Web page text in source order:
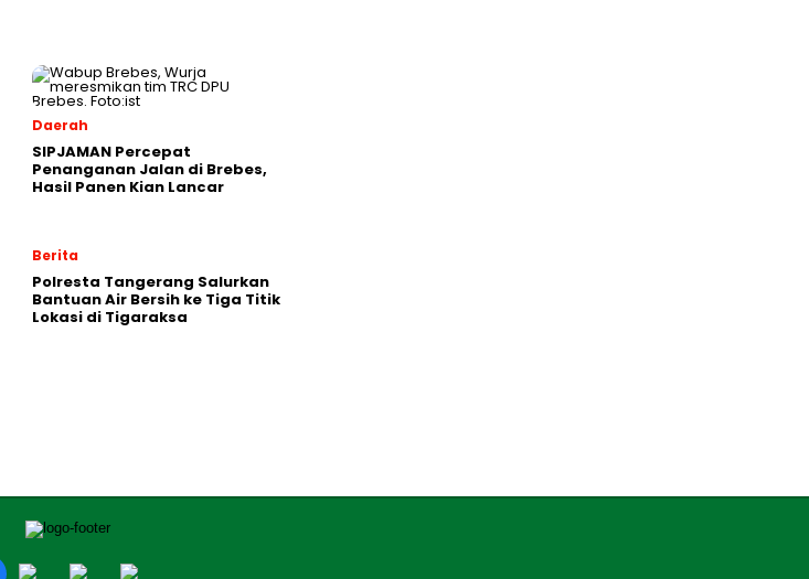
Daerah
SIPJAMAN Percepat
Penanganan Jalan di Brebes,
Hasil Panen Kian Lancar
Berita
Polresta Tangerang Salurkan
Bantuan Air Bersih ke Tiga Titik
Lokasi di Tigaraksa